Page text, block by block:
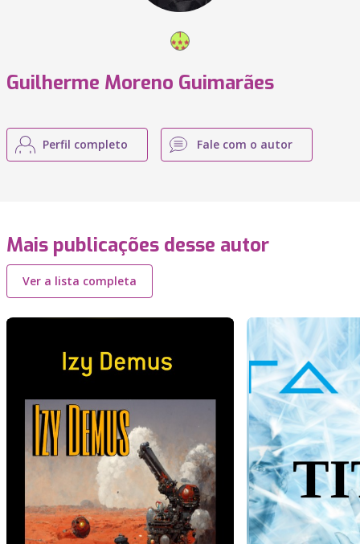
Guilherme Moreno Guimarães
Perfil completo Fale com o autor
Mais publicações desse autor
Ver a lista completa